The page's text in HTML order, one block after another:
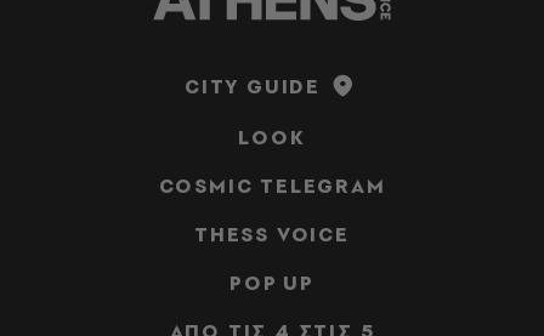
CITY GUIDE
LOOK
COSMIC TELEGRAM
THESS VOICE
POP UP